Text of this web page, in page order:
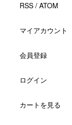
RSS / ATOM
マイアカウント
会員登録
ログイン
カートを見る